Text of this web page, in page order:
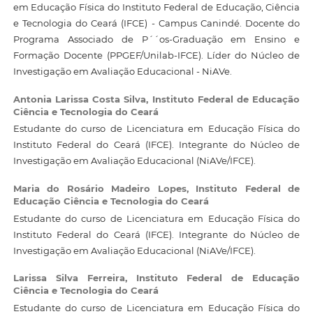
em Educação Física do Instituto Federal de Educação, Ciência
e Tecnologia do Ceará (IFCE) - Campus Canindé. Docente do
Programa Associado de P´´os-Graduação em Ensino e
Formação Docente (PPGEF/Unilab-IFCE). Líder do Núcleo de
Investigação em Avaliação Educacional - NiAVe.
Antonia Larissa Costa Silva, Instituto Federal de Educação
Ciência e Tecnologia do Ceará
Estudante do curso de Licenciatura em Educação Física do
Instituto Federal do Ceará (IFCE). Integrante do Núcleo de
Investigação em Avaliação Educacional (NiAVe/IFCE).
Maria do Rosário Madeiro Lopes, Instituto Federal de
Educação Ciência e Tecnologia do Ceará
Estudante do curso de Licenciatura em Educação Física do
Instituto Federal do Ceará (IFCE). Integrante do Núcleo de
Investigação em Avaliação Educacional (NiAVe/IFCE).
Larissa Silva Ferreira, Instituto Federal de Educação
Ciência e Tecnologia do Ceará
Estudante do curso de Licenciatura em Educação Física do